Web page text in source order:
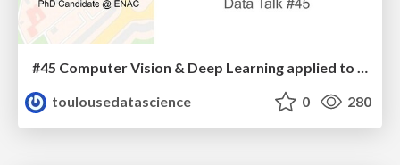
toulousedatascience
0 280